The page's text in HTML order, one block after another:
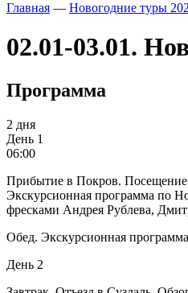
Главная — Новогодние туры
02.01-03.01.
Программа
2 дня
День 1
06:00
Прибытие в Покров. Посещение
Экскурсионная программа по
фресками Андрея Рублева,
Обед. Экскурсионная
День 2